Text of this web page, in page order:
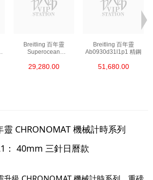
Breitling 百年靈
Superocean
A17376a31l1s1 精鋼
29,280.00
Breitling 百年靈
Ab0930d31l1p1 精鋼
51,680.00
靈 CHRONOMAT 機械計時系列
： 40mm 三針日曆款